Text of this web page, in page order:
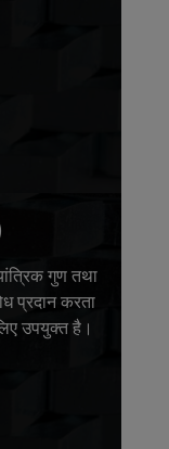
गुण तथा
प्रदान करता
उपयुक्त है।